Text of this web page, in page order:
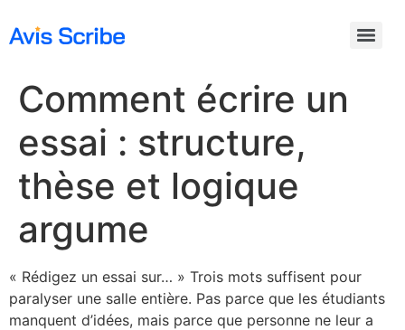
Comment écrire un
essai : structure,
thèse et logique
argume
« Rédigez un essai sur… » Trois mots suffisent pour
paralyser une salle entière. Pas parce que les étudiants
manquent d’idées, mais parce que personne ne leur a